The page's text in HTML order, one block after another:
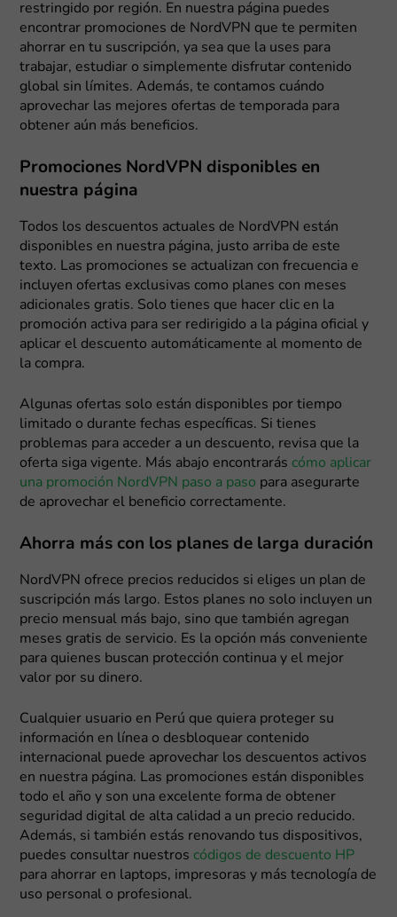
restringido por región. En nuestra página puedes
encontrar promociones de NordVPN que te permiten
ahorrar en tu suscripción, ya sea que la uses para
trabajar, estudiar o simplemente disfrutar contenido
global sin límites. Además, te contamos cuándo
aprovechar las mejores ofertas de temporada para
obtener aún más beneficios.
Promociones NordVPN disponibles en
nuestra página
Todos los descuentos actuales de NordVPN están
disponibles en nuestra página, justo arriba de este
texto. Las promociones se actualizan con frecuencia e
incluyen ofertas exclusivas como planes con meses
adicionales gratis. Solo tienes que hacer clic en la
promoción activa para ser redirigido a la página oficial y
aplicar el descuento automáticamente al momento de
la compra.
Algunas ofertas solo están disponibles por tiempo
limitado o durante fechas específicas. Si tienes
problemas para acceder a un descuento, revisa que la
oferta siga vigente. Más abajo encontrarás cómo aplicar
una promoción NordVPN paso a paso para asegurarte
de aprovechar el beneficio correctamente.
Ahorra más con los planes de larga duración
NordVPN ofrece precios reducidos si eliges un plan de
suscripción más largo. Estos planes no solo incluyen un
precio mensual más bajo, sino que también agregan
meses gratis de servicio. Es la opción más conveniente
para quienes buscan protección continua y el mejor
valor por su dinero.
Cualquier usuario en Perú que quiera proteger su
información en línea o desbloquear contenido
internacional puede aprovechar los descuentos activos
en nuestra página. Las promociones están disponibles
todo el año y son una excelente forma de obtener
seguridad digital de alta calidad a un precio reducido.
Además, si también estás renovando tus dispositivos,
puedes consultar nuestros códigos de descuento HP
para ahorrar en laptops, impresoras y más tecnología de
uso personal o profesional.